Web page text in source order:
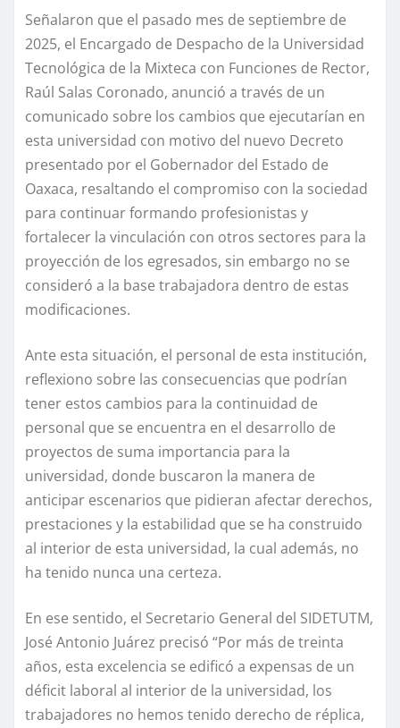
Señalaron que el pasado mes de septiembre de
2025, el Encargado de Despacho de la Universidad
Tecnológica de la Mixteca con Funciones de Rector,
Raúl Salas Coronado, anunció a través de un
comunicado sobre los cambios que ejecutarían en
esta universidad con motivo del nuevo Decreto
presentado por el Gobernador del Estado de
Oaxaca, resaltando el compromiso con la sociedad
para continuar formando profesionistas y
fortalecer la vinculación con otros sectores para la
proyección de los egresados, sin embargo no se
consideró a la base trabajadora dentro de estas
modificaciones.
Ante esta situación, el personal de esta institución,
reflexiono sobre las consecuencias que podrían
tener estos cambios para la continuidad de
personal que se encuentra en el desarrollo de
proyectos de suma importancia para la
universidad, donde buscaron la manera de
anticipar escenarios que pidieran afectar derechos,
prestaciones y la estabilidad que se ha construido
al interior de esta universidad, la cual además, no
ha tenido nunca una certeza.
En ese sentido, el Secretario General del SIDETUTM,
José Antonio Juárez precisó “Por más de treinta
años, esta excelencia se edificó a expensas de un
déficit laboral al interior de la universidad, los
trabajadores no hemos tenido derecho de réplica,